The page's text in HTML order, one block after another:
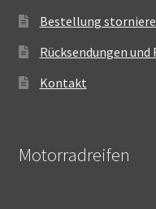
Bestellung
Rücksendungen
Kontakt
Motorradreifen